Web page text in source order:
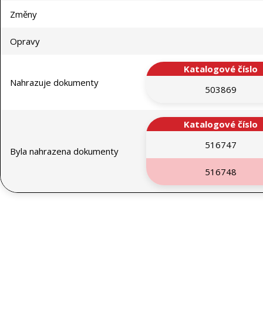
Změny
Opravy
Nahrazuje dokumenty
Katalogové číslo
503869
Byla nahrazena dokumenty
Katalogové číslo
516747
516748